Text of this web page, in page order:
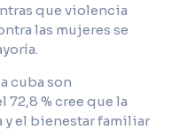
que violencia
las mujeres se
cuba son
% cree que la
el bienestar familiar